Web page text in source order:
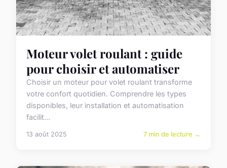
Moteur volet roulant : guide
pour choisir et automatiser
Choisir un moteur pour volet roulant transforme
votre confort quotidien. Comprendre les types
disponibles, leur installation et automatisation
facilit...
13 août 2025 7 min de lecture →